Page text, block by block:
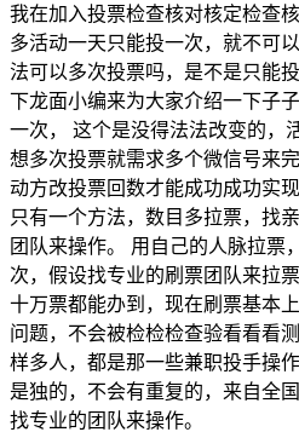
我在加入投票检查核对核定检查
多活动一天只能投一次，就不可
法可以多次投票吗，是不是只能
下龙面小编来为大家介绍一下子
一次， 这个是没得法法改变的，
想多次投票就需求多个微信号来
动方改投票回数才能成功成功实
只有一个方法，数目多拉票，找
团队来操作。 用自己的人脉拉票
次，假设找专业的刷票团队来拉
十万票都能办到，现在刷票基本
问题，不会被检检检查验看看看
样多人，都是那一些兼职投手操
是独的，不会有重复的，来自全
找专业的团队来操作。